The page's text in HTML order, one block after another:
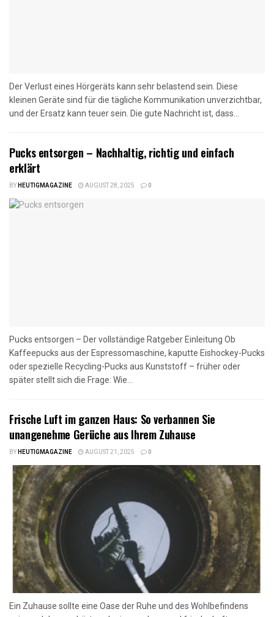
Der Verlust eines Hörgeräts kann sehr belastend sein. Diese
kleinen Geräte sind für die tägliche Kommunikation unverzichtbar,
und der Ersatz kann teuer sein. Die gute Nachricht ist, dass...
Pucks entsorgen – Nachhaltig, richtig und einfach
erklärt
BYHEUTIGMAGAZINE AUGUST 28, 2025 0
Pucks entsorgen – Der vollständige Ratgeber Einleitung Ob
Kaffeepucks aus der Espressomaschine, kaputte Eishockey-Pucks
oder spezielle Recycling-Pucks aus Kunststoff – früher oder
später stellt sich die Frage: Wie...
Frische Luft im ganzen Haus: So verbannen Sie
unangenehme Gerüche aus Ihrem Zuhause
BYHEUTIGMAGAZINE AUGUST 21, 2025 0
Ein Zuhause sollte eine Oase der Ruhe und des Wohlbefindens